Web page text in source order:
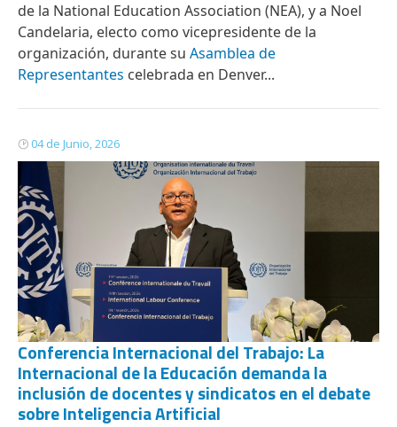
de la National Education Association (NEA), y a Noel
Candelaria, electo como vicepresidente de la
organización, durante su Asamblea de
Representantes celebrada en Denver...
04 de Junio, 2026
Conferencia Internacional del Trabajo: La
Internacional de la Educación demanda la
inclusión de docentes y sindicatos en el debate
sobre Inteligencia Artificial